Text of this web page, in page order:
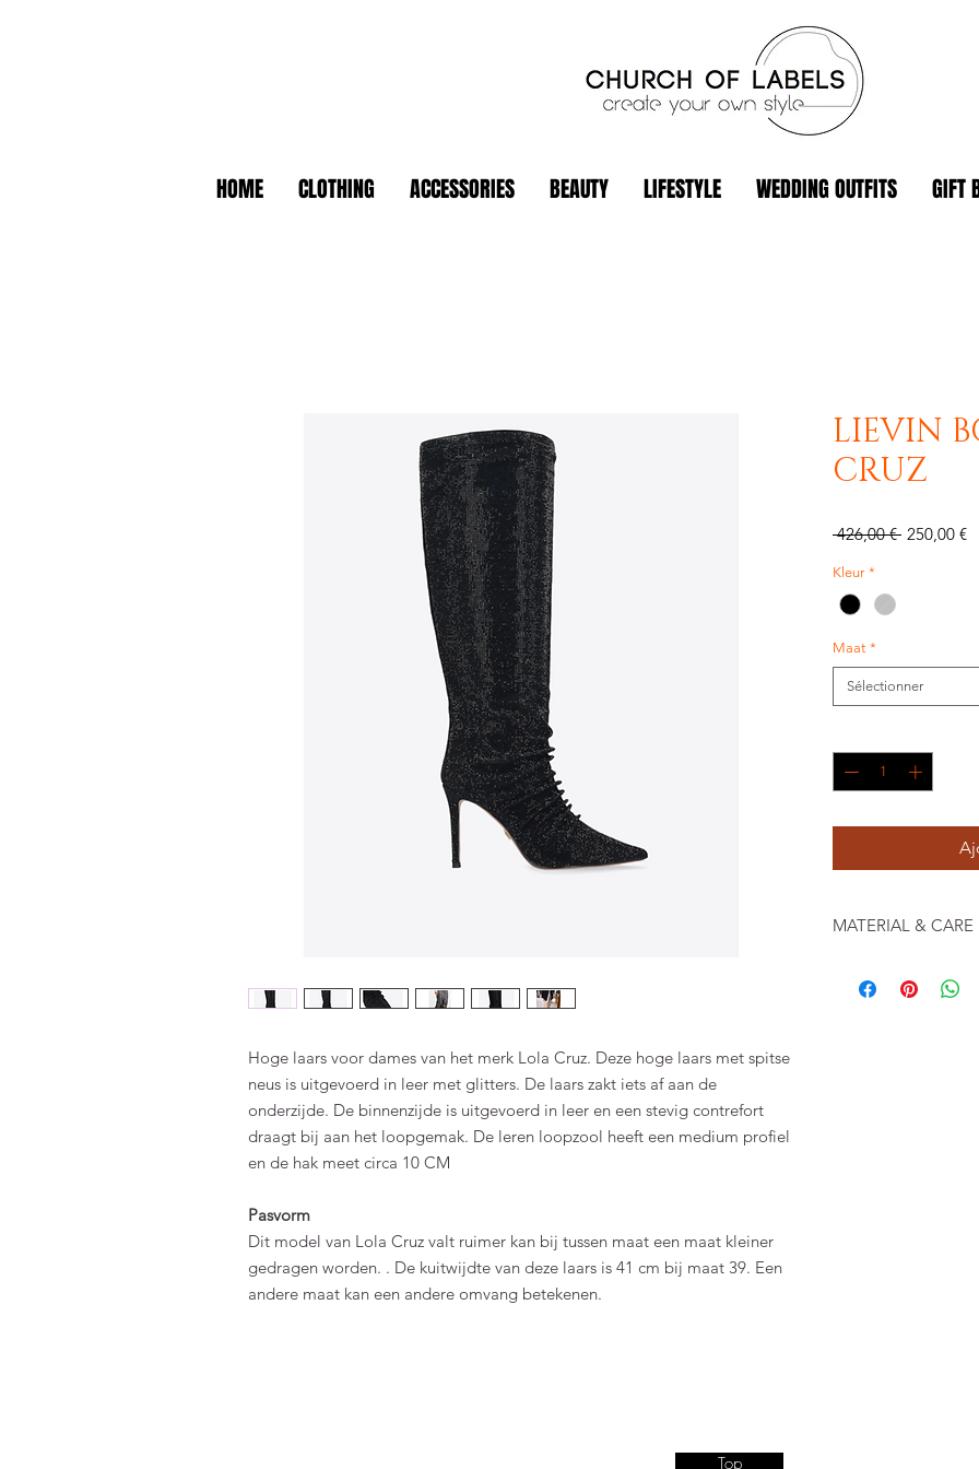
HOME CLOTHING ACCESSORIES BEAUTY LIFESTYLE WEDDING OUTFITS GIFT
Hoge laars voor dames van het merk Lola Cruz. Deze hoge laars met spitse
neus is uitgevoerd in leer met glitters. De laars zakt iets af aan de
onderzijde. De binnenzijde is uitgevoerd in leer en een stevig contrefort
draagt bij aan het loopgemak. De leren loopzool heeft een medium profiel
en de hak meet circa 10 CM
Pasvorm
Dit model van Lola Cruz valt ruimer kan bij tussen maat een maat kleiner
gedragen worden. . De kuitwijdte van deze laars is 41 cm bij maat 39. Een
andere maat kan een andere omvang betekenen.
LIEVIN
CRUZ
426,00 € Prix
250,00 €
Kleur *
Maat *
Sélectionner
MATERIAL & CARE
Binnenkant leer
Top